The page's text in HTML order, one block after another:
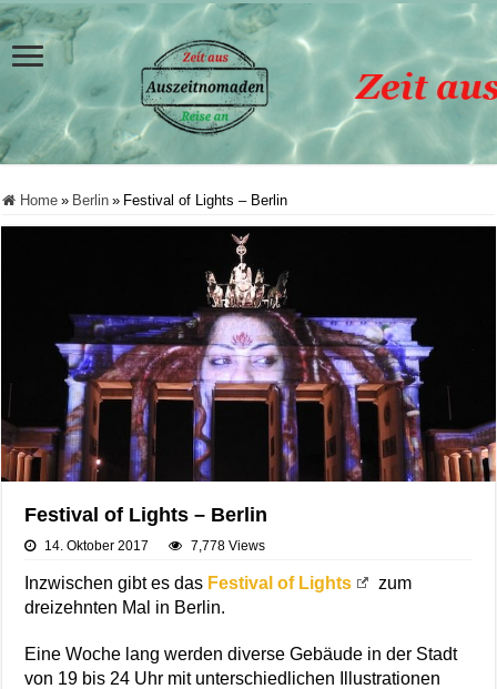
Home » Berlin » Festival of Lights – Berlin
Festival of Lights – Berlin
14. Oktober 2017 7,778 Views
Inzwischen gibt es das Festival of Lights
zum
dreizehnten Mal in Berlin.
Eine Woche lang werden diverse Gebäude in der Stadt
von 19 bis 24 Uhr mit unterschiedlichen Illustrationen